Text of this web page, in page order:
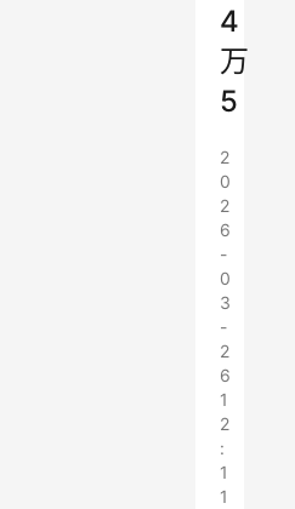
4
万
5
2
0
2
6
-
0
3
-
2
6
1
2
:
1
1